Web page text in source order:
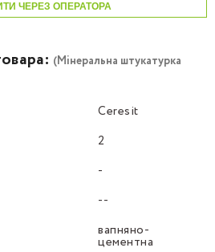
ЧЕРЕЗ ОПЕРАТОРА
(Мінеральна штукатурка
Ceresit
2
-
--
вапняно-
цементна